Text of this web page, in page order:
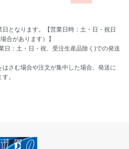
となります。【営業日時：土・日・祝日
合があります）】
：土・日・祝、受注生産品除く)での発送
さむ場合や注文が集中した場合、発送に
。